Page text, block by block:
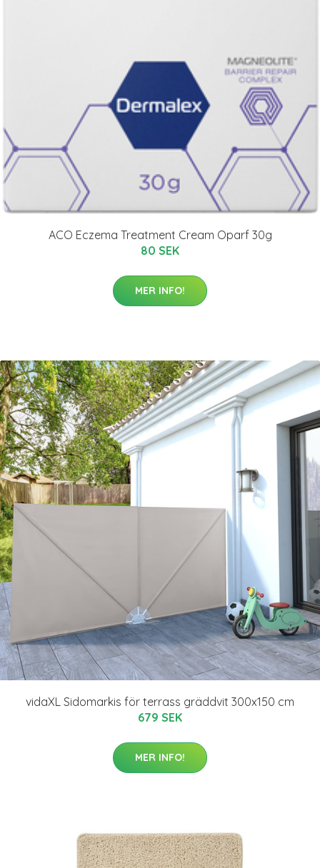
ACO Eczema Treatment Cream Oparf 30g
80 SEK
MER INFO!
vidaXL Sidomarkis för terrass gräddvit 300x150 cm
679 SEK
MER INFO!